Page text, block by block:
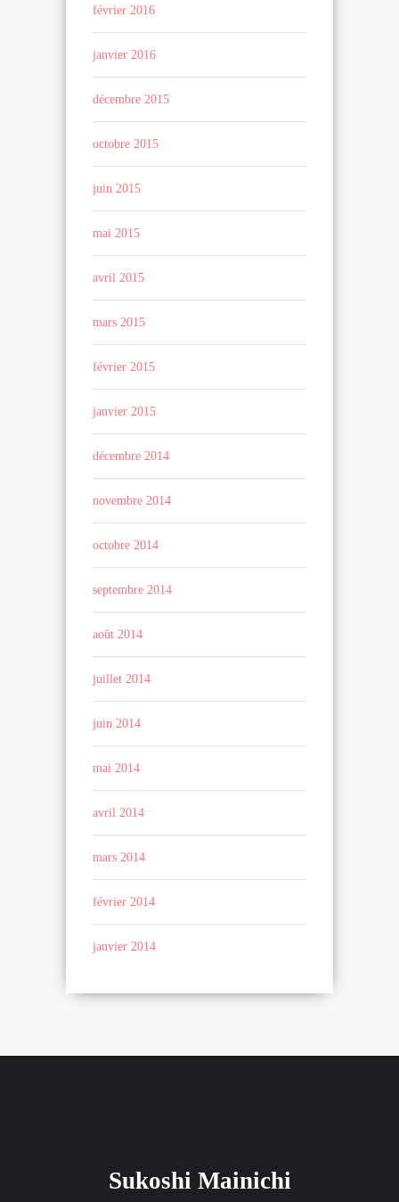
février 2016
janvier 2016
décembre 2015
octobre 2015
juin 2015
mai 2015
avril 2015
mars 2015
février 2015
janvier 2015
décembre 2014
novembre 2014
octobre 2014
septembre 2014
août 2014
juillet 2014
juin 2014
mai 2014
avril 2014
mars 2014
février 2014
janvier 2014
Sukoshi Mainichi